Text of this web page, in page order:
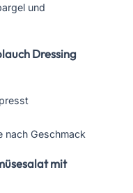
und
Dressing
nach Geschmack
mit